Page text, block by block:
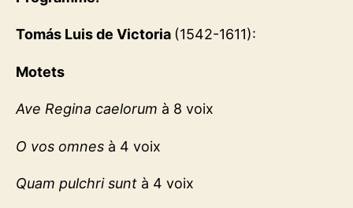
Tomás Luis de Victoria (1542-1611):
Motets
Ave Regina caelorum à 8 voix
O vos omnes à 4 voix
Quam pulchri sunt à 4 voix